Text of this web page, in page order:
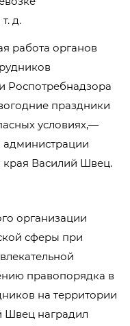
д.
работа органов
Роспотребнадзора
праздники
условиях,—
администрации
края Василий Швец.
организации
сферы при
правопорядка в
на территории
Швец наградил